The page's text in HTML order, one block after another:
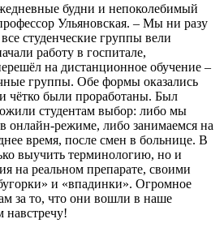
будни и непоколебимый
Ульяновская. – Мы ни разу
студенческие группы вели
работу в госпитале,
на дистанционное обучение –
группы. Обе формы оказались
чётко были проработаны. Был
студентам выбор: либо мы
онлайн-режиме, либо занимаемся на
время, после смен в больнице. В
выучить терминологию, но и
на реальном препарате, своими
и «впадинки». Огромное
за то, что они вошли в наше